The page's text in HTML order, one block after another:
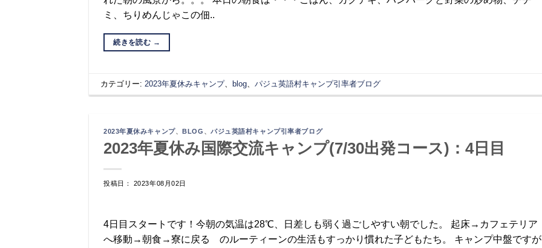
ミ、ちりめんじゃこの佃..
続きを読む →
カテゴリー: 2023年夏休みキャンプ、blog 、パジュ英語村キャンプ引率者ブログ
2023年夏休みキャンプ、 BLOG 、パジュ英語村キャンプ引率者ブログ
2023年夏休み国際交流キャンプ(7/30出発コース)：4日目
投稿日： 2023年08月02日
4日目スタートです！今朝の気温は28℃、日差しも弱く過ごしやすい朝でした。 起床→カフェテリア
へ移動→朝食→寮に戻る のルーティーンの生活もすっかり慣れた子どもたち。 キャンプ中盤ですが